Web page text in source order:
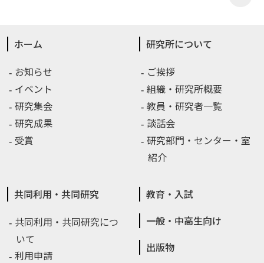
ホーム
お知らせ
イベント
研究集会
研究成果
受賞
研究所について
ご挨拶
組織・研究所概要
教員・研究者一覧
談話会
研究部門・センター・室
紹介
共同利用・共同研究
共同利用・共同研究につ
いて
利用申請
教育・入試
一般・中高生向け
出版物